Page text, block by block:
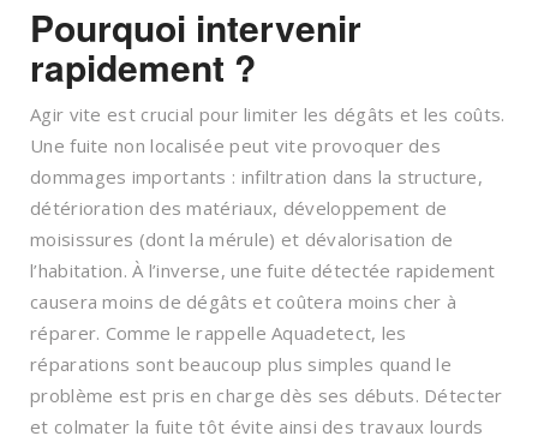
Pourquoi intervenir
rapidement ?
Agir vite est crucial pour limiter les dégâts et les coûts.
Une fuite non localisée peut vite provoquer des
dommages importants : infiltration dans la structure,
détérioration des matériaux, développement de
moisissures (dont la mérule) et dévalorisation de
l’habitation. À l’inverse, une fuite détectée rapidement
causera moins de dégâts et coûtera moins cher à
réparer. Comme le rappelle Aquadetect, les
réparations sont beaucoup plus simples quand le
problème est pris en charge dès ses débuts. Détecter
et colmater la fuite tôt évite ainsi des travaux lourds